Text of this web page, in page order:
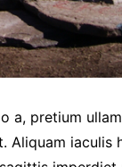
a, pretium
iaculis